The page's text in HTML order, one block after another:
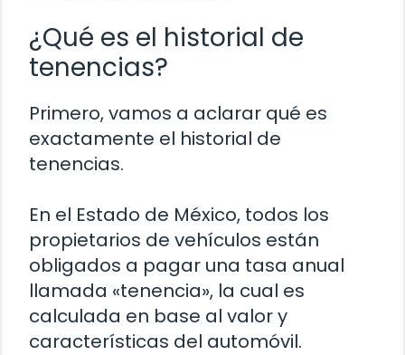
¿Qué es el historial de
tenencias?
Primero, vamos a aclarar qué es
exactamente el historial de
tenencias.
En el Estado de México, todos los
propietarios de vehículos están
obligados a pagar una tasa anual
llamada «tenencia», la cual es
calculada en base al valor y
características del automóvil.